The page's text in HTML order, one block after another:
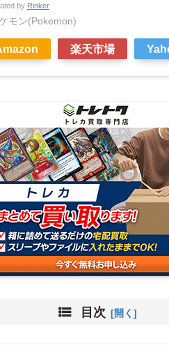
by Rinker
モン(Pokemon)
楽天市場
目次